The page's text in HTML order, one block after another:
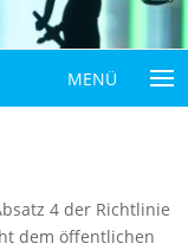
4 der Richtlinie
dem öffentlichen